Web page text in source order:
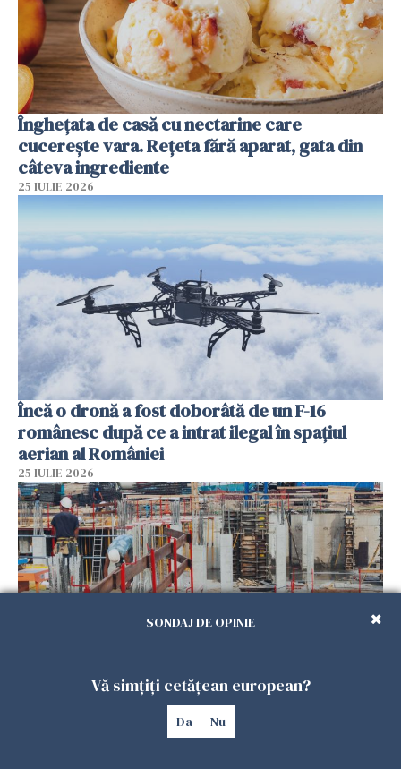
Înghețata de casă cu nectarine care
cucerește vara. Rețeta fără aparat, gata din
câteva ingrediente
25 IULIE 2026
Încă o dronă a fost doborâtă de un F-16
românesc după ce a intrat ilegal în spațiul
aerian al României
25 IULIE 2026
Se caută urgent români pentru șantiere din
Marea Britanie. Salarii de până la 29 de lire pe
SONDAJ DE OPINIE
Vă simțiți cetățean european?
Da Nu